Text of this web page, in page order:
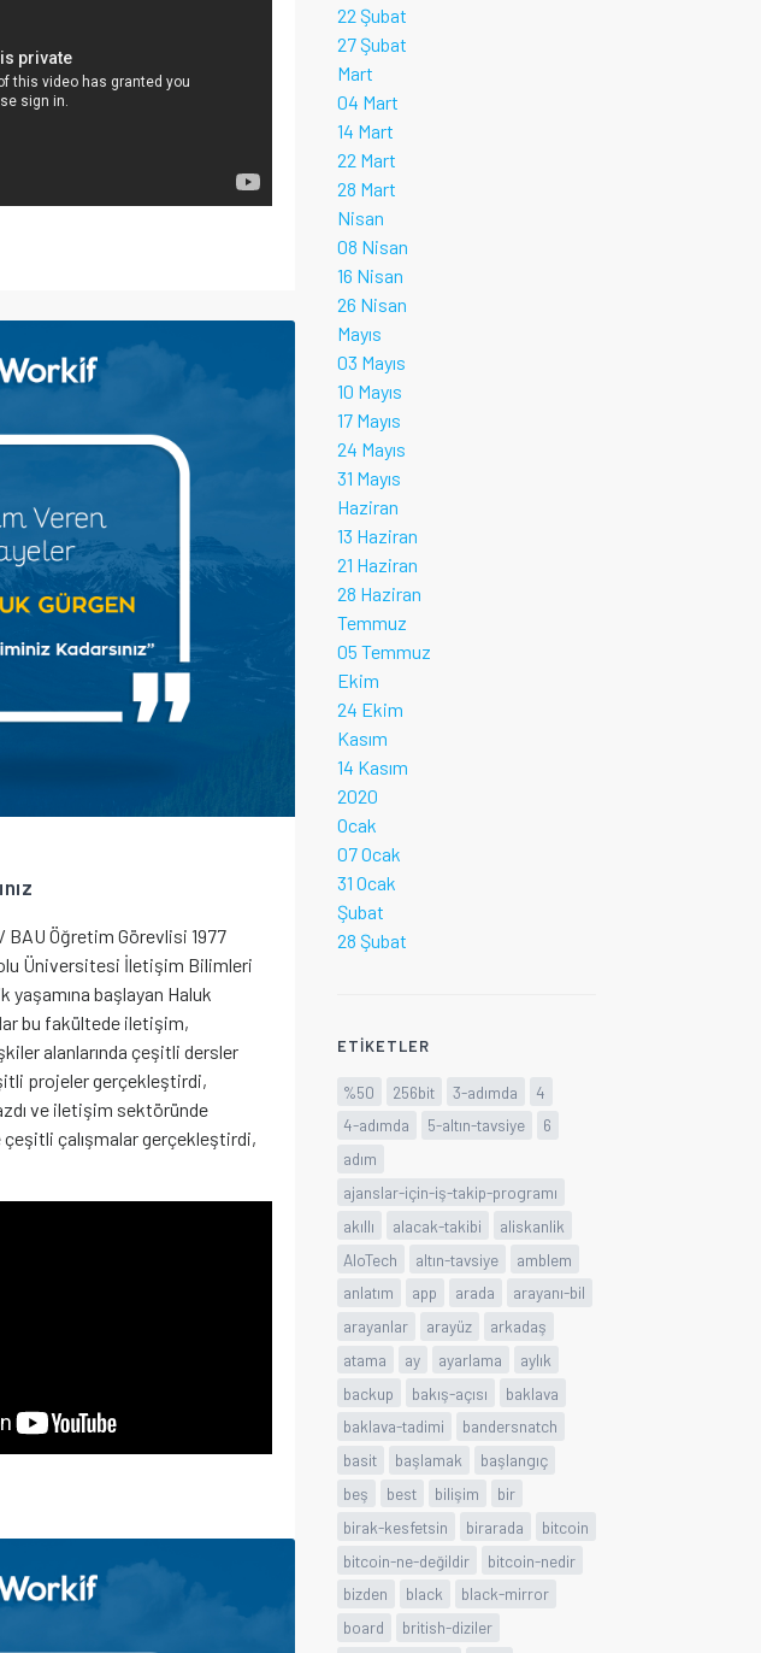
BAU Öğretim Görevlisi 1977
Üniversitesi İletişim Bilimleri
yaşamına başlayan Haluk
bu fakültede iletişim,
alanlarında çeşitli dersler
projeler gerçekleştirdi,
ve iletişim sektöründe
çeşitli çalışmalar gerçekleştirdi,
22 Şubat
27 Şubat
Mart
04 Mart
14 Mart
22 Mart
28 Mart
Nisan
08 Nisan
16 Nisan
26 Nisan
Mayıs
03 Mayıs
10 Mayıs
17 Mayıs
24 Mayıs
31 Mayıs
Haziran
13 Haziran
21 Haziran
28 Haziran
Temmuz
05 Temmuz
Ekim
24 Ekim
Kasım
14 Kasım
2020
Ocak
07 Ocak
31 Ocak
Şubat
28 Şubat
ETIKETLER
%50 256bit 3-adımda
4
4-adımda
5-altın-tavsiye
6
adım
ajanslar-için-iş-takip-programı
akıllı
alacak-takibi
aliskanlik
AloTech
altın-tavsiye
amblem
anlatım
app arada
arayanı-bil
arayanlar
arayüz
arkadaş
atama
ay ayarlama
aylık
backup
bakış-açısı
baklava
baklava-tadimi
bandersnatch
basit
başlamak
başlangıç
beş
best bilişim
bir
birak-kesfetsin
birarada
bitcoin
bitcoin-ne-değildir
bitcoin-nedir
bizden
black
black-mirror
board
british-diziler